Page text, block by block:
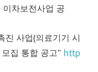
차보전사업 공
진 사업(의료기기 시
집 통합 공고" http